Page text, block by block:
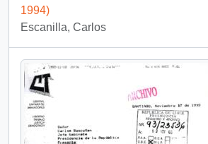
1994)
Escanilla, Carlos